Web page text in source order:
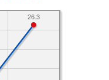
26.3